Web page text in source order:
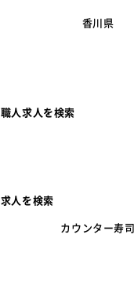
香川県
人求人を検索
人を検索
カウンター寿司